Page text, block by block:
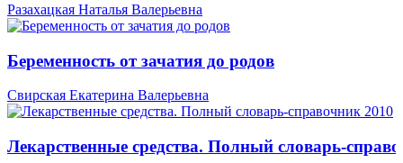
Разахацкая Наталья Валерьевна
Беременность от зачатия до родов
Свирская Екатерина Валерьевна
Лекарственные средства. Полный словарь-